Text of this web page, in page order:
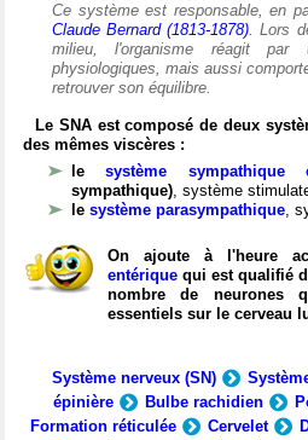
Ce système est responsable, en
Claude Bernard (1813-1878). Lors
milieu, l'organisme réagit par
physiologiques, mais aussi
retrouver son équilibre.
Le SNA est composé de deux
des mêmes viscères :
lesystème sympathique
sympathique), système
le système parasympathique,
On ajoute à l'heure
entérique qui est qualifié
nombre de neurones
essentiels sur le cerveau
Système nerveux (SN)
épinière
Bulbe rachidien
Formation réticulée
Cervelet